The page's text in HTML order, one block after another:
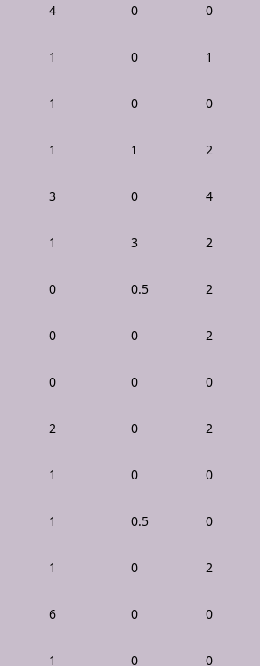
4 0 0
1 0 1
1 0 0
1 1 2
3 0 4
1 3 2
0 0.5 2
0 0 2
0 0 0
2 0 2
1 0 0
1 0.5 0
1 0 2
6 0 0
1 0 0